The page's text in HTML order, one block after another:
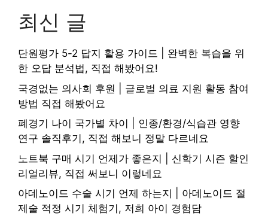
최신 글
단원평가 5-2 답지 활용 가이드 | 완벽한 복습을 위
한 오답 분석법, 직접 해봤어요!
국경없는 의사회 후원 | 글로벌 의료 지원 활동 참여
방법 직접 해봤어요
폐경기 나이 국가별 차이 | 인종/환경/식습관 영향
연구 솔직후기, 직접 해보니 정말 다르네요
노트북 구매 시기 언제가 좋은지 | 신학기 시즌 할인
리얼리뷰, 직접 써보니 이렇네요
아데노이드 수술 시기 언제 하는지 | 아데노이드 절
제술 적정 시기 체험기, 저희 아이 경험담